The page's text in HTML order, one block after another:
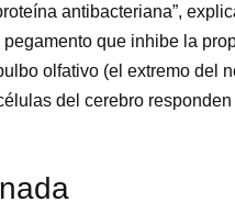
antibacteriana”,
que inhibe la
olfativo (el extremo del
del cerebro